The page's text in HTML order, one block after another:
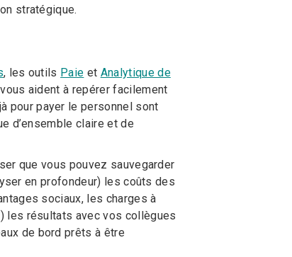
stratégique.
, les outils Paie et Analytique de
aident à repérer facilement
pour payer le personnel sont
d’ensemble claire et de
que vous pouvez sauvegarder
en profondeur) les coûts des
sociaux, les charges à
les résultats avec vos collègues
de bord prêts à être